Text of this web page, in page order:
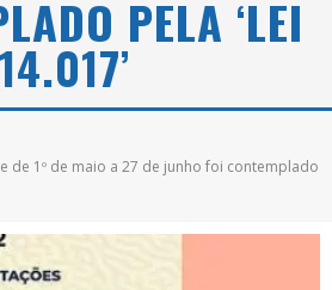
PELA ‘LEI
14.017’
de 1º de maio a 27 de junho foi contemplado